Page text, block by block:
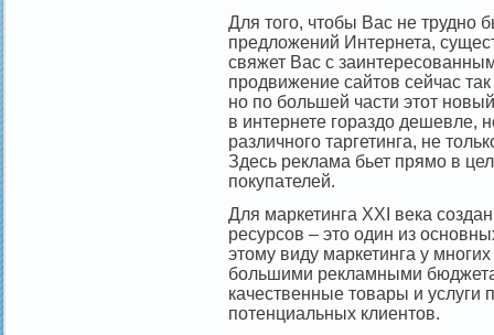
Для того, чтобы Вас не трудно
предложений Интернета,
свяжет Вас с
продвижение сайтов сейчас
но по большей части этот
в интернете гораздо дешевле,
различного таргетинга, не
Здесь реклама бьет прямо в
покупателей.
Для маркетинга XXI века
ресурсов – это один из
этому виду маркетинга у
большими рекламными
качественные товары и услуги
потенциальных клиентов.